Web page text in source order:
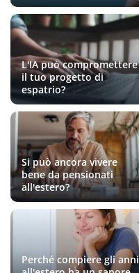
L'IA può compromettere
il tuo progetto di
espatrio?
Si può ancora vivere
bene da pensionati
all'estero?
Perché compiere gli anni